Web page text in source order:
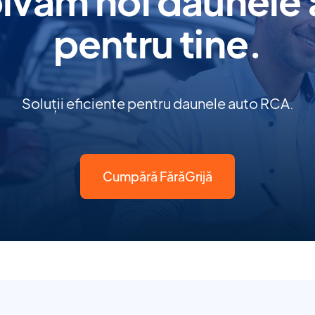
pentru tine.
Soluții eficiente pentru daunele auto RCA.
Cumpără FărăGrijă